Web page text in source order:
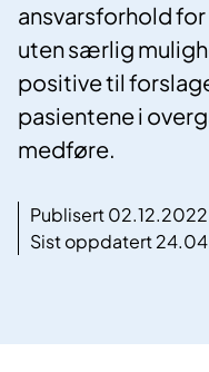
ansvarsforhold
uten særlig
positive til
pasientene i
medføre.
Publisert 02.12.2022
Sist oppdatert